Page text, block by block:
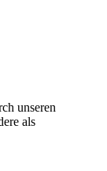
unseren
als